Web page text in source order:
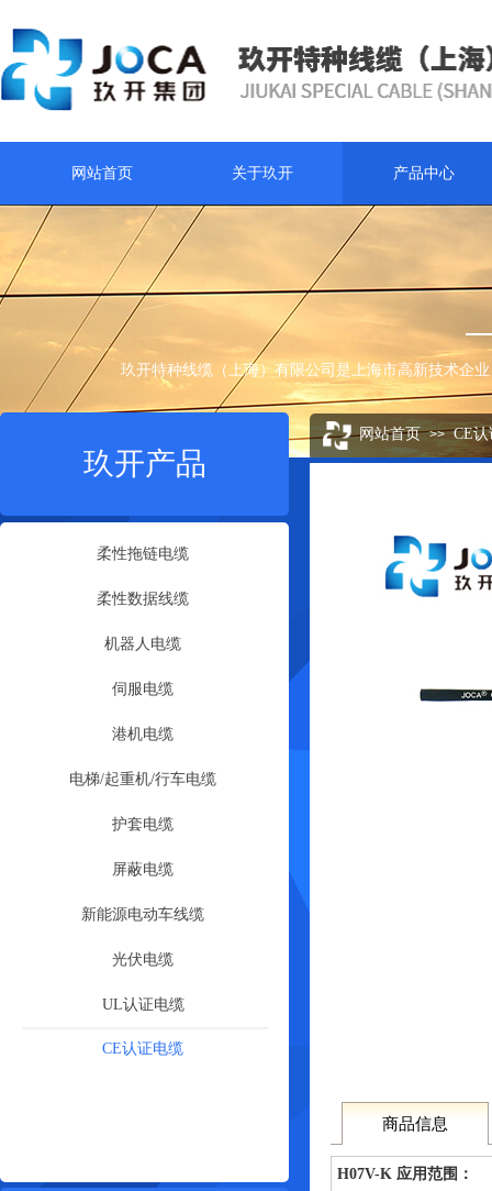
网站首页 关于玖开 产品中心
网站首页 >> CE
玖开特种线缆（上海）有限公司是上海市高新技术企
玖开产品
柔性拖链电缆
柔性数据线缆
机器人电缆
伺服电缆
港机电缆
电梯/起重机/行车电缆
护套电缆
屏蔽电缆
新能源电动车线缆
光伏电缆
UL认证电缆
CE认证电缆
商品信息
H07V-K 应用范围：